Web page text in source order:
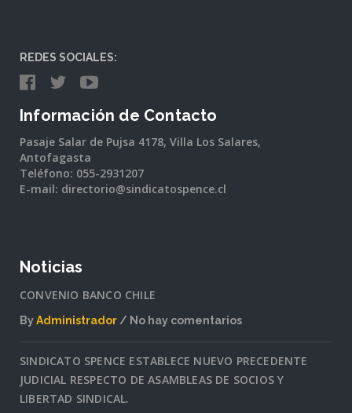
REDES SOCIALES:
Información de Contacto
Pasaje Salar de Pujsa 4178, Villa Los Salares,
Antofagasta
Teléfono: 055-2931207
E-mail: directorio@sindicatospence.cl
Noticias
CONVENIO BANCO CHILE
ByAdministrador
No hay comentarios
BANCO
CHILE
SINDICATO SPENCE ESTABLECE NUEVO PRECEDENTE
JUDICIAL RESPECTO DE ASAMBLEAS DE SOCIOS Y
LIBERTAD SINDICAL.